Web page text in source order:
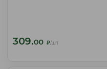
309.00 ₽/шт